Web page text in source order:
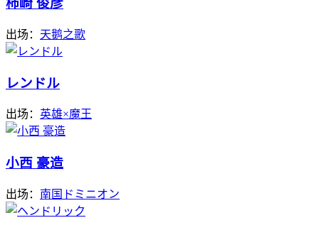
柿崎 俊彦
出场： 天鹅之歌
レンドル
出场： 英雄×魔王
小西 豪造
出场： 南国ドミニオン